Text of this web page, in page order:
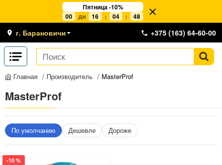
Пятница -10%
00
дн 16 : 04 : 48
г. Барановичи +375 (163) 64-60-00
Главная Производитель MasterProf
MasterProf
По умолчанию Дешевле Дороже
-10 %